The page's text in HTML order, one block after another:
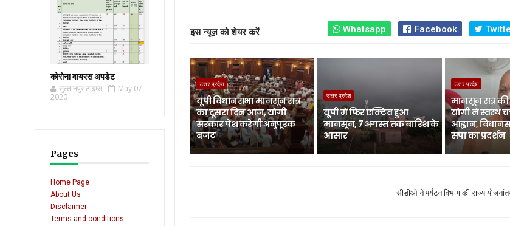
कोरोना वायरस अपडेट
सुल्तानपुर टाइम्स
May 07,
2020
Pages
Home Page
About Us
Disclaimer
Terms and conditions
इस न्यूज़ को शेयर करें Whatsapp Facebook
उत्तर प्रदेश
यूपी विधानसभा मानसून सत्र
का दूसरा दिन आज, योगी
सरकार पेश करेगी अनुपूरक
बजट
उत्तर प्रदेश
यूपी में फिर एक्टिव हुआ
मानसून, 7 अगस्त तक बारिश के
आसार
उत्तर प्रदेश
मानसून सत्र
योगी ने स्वस्थ
आह्वान,
सपा का प्रदर्शन
सीडीओ ने पर्यटन विभाग की राज्य